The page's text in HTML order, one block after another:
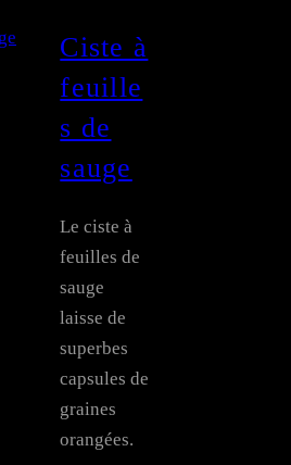
Ciste à
feuille
s de
sauge
Le ciste à
feuilles de
sauge
laisse de
superbes
capsules de
graines
orangées.